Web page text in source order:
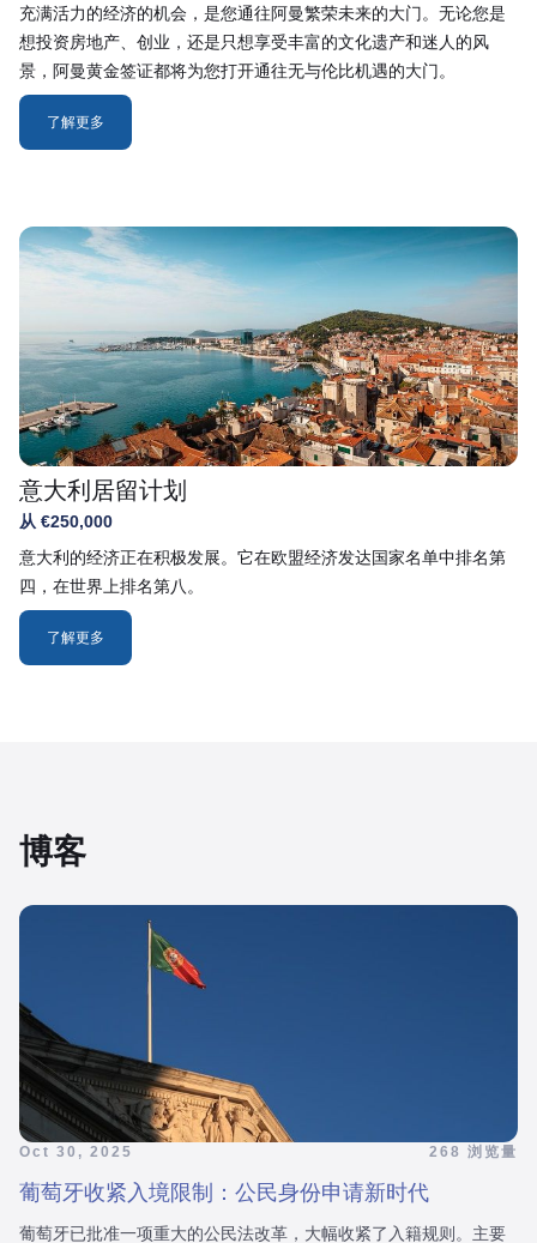
充满活力的经济的机会，是您通往阿曼繁荣未来的大门。无论您是
想投资房地产、创业，还是只想享受丰富的文化遗产和迷人的风
景，阿曼黄金签证都将为您打开通往无与伦比机遇的大门。
了解更多
意大利居留计划
从 €250,000
意大利的经济正在积极发展。它在欧盟经济发达国家名单中排名第
四，在世界上排名第八。
了解更多
博客
Oct 30, 2025 268 浏览量
葡萄牙收紧入境限制：公民身份申请新时代
葡萄牙已批准一项重大的公民法改革，大幅收紧了入籍规则。主要